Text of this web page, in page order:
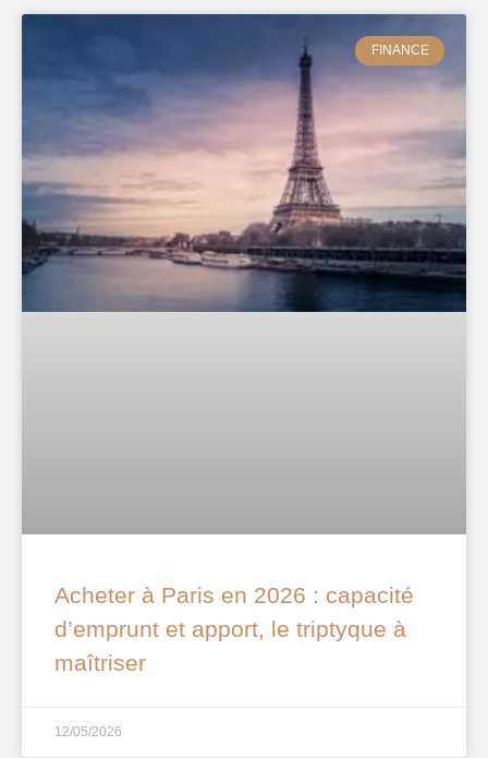
FINANCE
Acheter à Paris en 2026 : capacité
d’emprunt et apport, le triptyque à
maîtriser
12/05/2026